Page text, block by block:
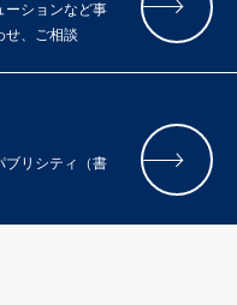
ーションなど事
せ、ご相談
ブリシティ（書